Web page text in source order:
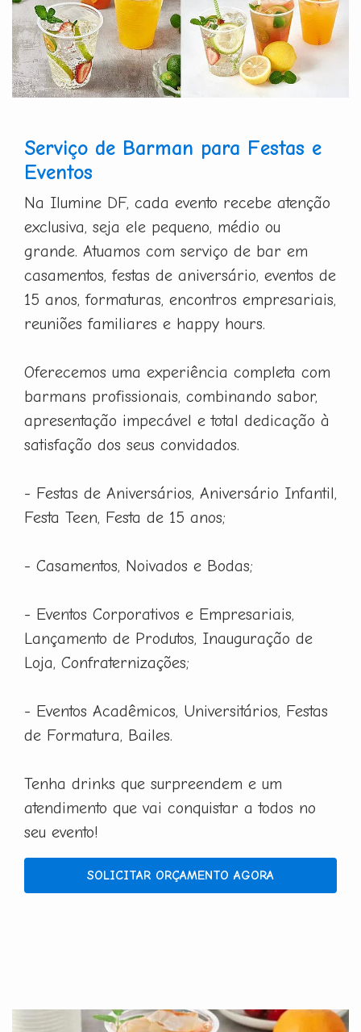
Serviço de Barman para Festas e
Eventos
Na Ilumine DF, cada evento recebe atenção
exclusiva, seja ele pequeno, médio ou
grande. Atuamos com serviço de bar em
casamentos, festas de aniversário, eventos de
15 anos, formaturas, encontros empresariais,
reuniões familiares e happy hours.
Oferecemos uma experiência completa com
barmans profissionais, combinando sabor,
apresentação impecável e total dedicação à
satisfação dos seus convidados.
- Festas de Aniversários, Aniversário Infantil,
Festa Teen, Festa de 15 anos;
- Casamentos, Noivados e Bodas;
- Eventos Corporativos e Empresariais,
Lançamento de Produtos, Inauguração de
Loja, Confraternizações;
- Eventos Acadêmicos, Universitários, Festas
de Formatura, Bailes.
Tenha drinks que surpreendem e um
atendimento que vai conquistar a todos no
seu evento!
SOLICITAR ORÇAMENTO AGORA